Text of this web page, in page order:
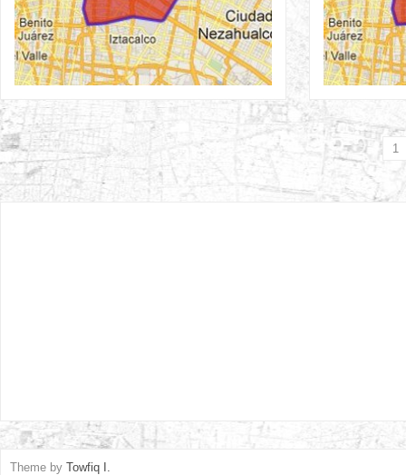
1
Theme by Towfiq I.